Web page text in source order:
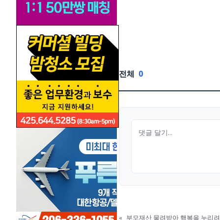
전체 0
« 부모재산 물려받아 행복을 누리